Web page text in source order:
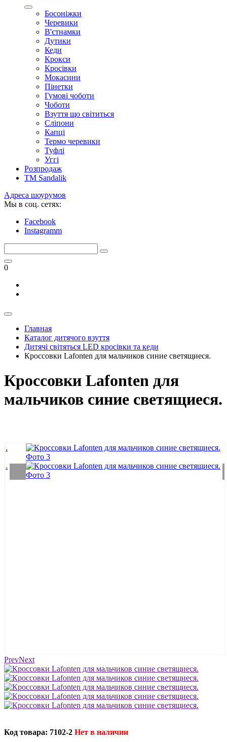
Босоніжки
Черевики
В'єтнамки
Дутики
Кеди
Крокси
Кросівки
Мокасини
Пінетки
Гумові чоботи
Чоботи
Взуття що світиться
Сліпони
Капці
Термо черевики
Туфлі
Уггі
Розпродаж
TM Sandalik
Адреса шоурумов
Мы в соц. сетях:
Facebook
Instagramm
0
Главная
Каталог дитячого взуття
Дитячі світяться LED кросівки та кеди
Кроссовки Lafonten для мальчиков синие светящиеся.
Кроссовки Lafonten для
мальчиков синие светящиеся.
PrevNext
Код товара: 7102-2 Нет в наличии